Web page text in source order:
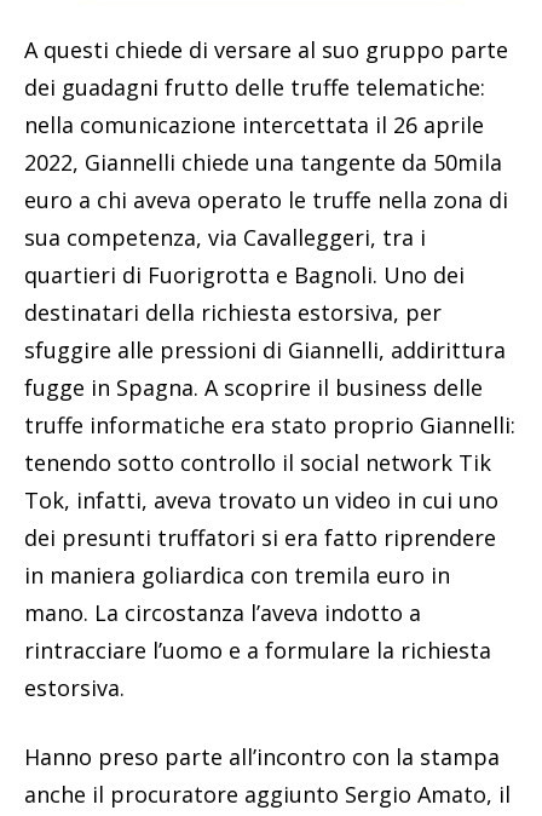
A questi chiede di versare al suo gruppo parte
dei guadagni frutto delle truffe telematiche:
nella comunicazione intercettata il 26 aprile
2022, Giannelli chiede una tangente da 50mila
euro a chi aveva operato le truffe nella zona di
sua competenza, via Cavalleggeri, tra i
quartieri di Fuorigrotta e Bagnoli. Uno dei
destinatari della richiesta estorsiva, per
sfuggire alle pressioni di Giannelli, addirittura
fugge in Spagna. A scoprire il business delle
truffe informatiche era stato proprio Giannelli:
tenendo sotto controllo il social network Tik
Tok, infatti, aveva trovato un video in cui uno
dei presunti truffatori si era fatto riprendere
in maniera goliardica con tremila euro in
mano. La circostanza l’aveva indotto a
rintracciare l’uomo e a formulare la richiesta
estorsiva.
Hanno preso parte all’incontro con la stampa
anche il procuratore aggiunto Sergio Amato, il